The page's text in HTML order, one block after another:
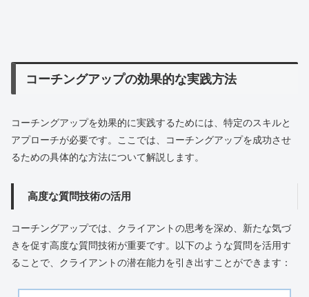
コーチングアップの効果的な実践方法
コーチングアップを効果的に実践するためには、特定のスキルと
アプローチが必要です。ここでは、コーチングアップを成功させ
るための具体的な方法について解説します。
高度な質問技術の活用
コーチングアップでは、クライアントの思考を深め、新たな気づ
きを促す高度な質問技術が重要です。以下のような質問を活用す
ることで、クライアントの潜在能力を引き出すことができます：